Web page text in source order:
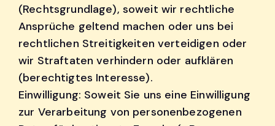
(Rechtsgrundlage), soweit wir rechtliche
Ansprüche geltend machen oder uns bei
rechtlichen Streitigkeiten verteidigen oder
wir Straftaten verhindern oder aufklären
(berechtigtes Interesse).
Einwilligung: Soweit Sie uns eine Einwilligung
zur Verarbeitung von personenbezogenen